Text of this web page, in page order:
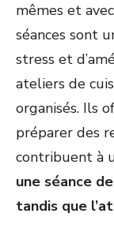
mêmes et
séances sont
stress et
ateliers de
organisés. Ils
préparer des
contribuent à
une séance
tandis que